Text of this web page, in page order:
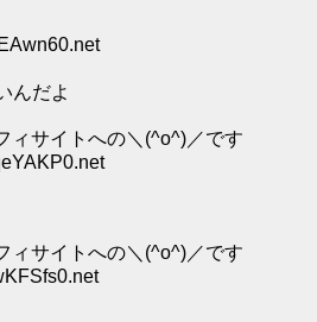
んだよ
ィサイトへの＼(^o^)／です
ィサイトへの＼(^o^)／です